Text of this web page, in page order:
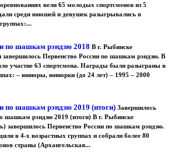
вели 65 молодых спортсменов из 5
среди юношей и девушек разыгрывались в
по шашкам рэндзю 2018 В г. Рыбинске
завершилось Первенство России по шашкам рэндзю. В
участие 63 спортсмена. Награды были разыграны в
– юниоры, юниорки (до 24 лет) – 1995 – 2000
по шашкам рэндзю 2019 (итоги) Завершилось
шашкам рэндзю 2019 (итоги) В г. Рыбинске
завершилось Первенство России по шашкам рэндзю.
в 4-х возрастных группах и собрали более 80
страны (Архангельская...